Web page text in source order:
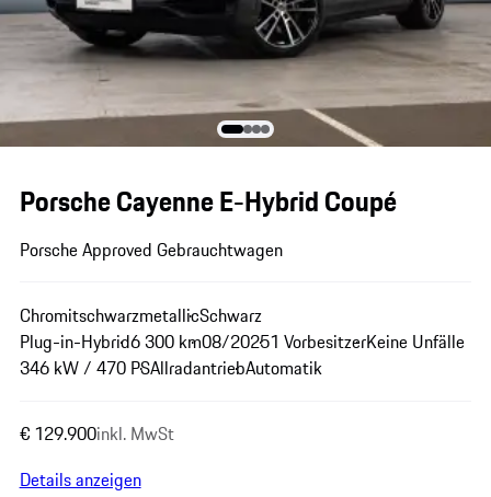
Porsche Cayenne E-Hybrid Coupé
Porsche Approved Gebrauchtwagen
ChromitschwarzmetallicSchwarz
Plug-in-Hybrid6 300 km08/20251 VorbesitzerKeine Unfälle
346 kW / 470 PSAllradantriebAutomatik
€ 129.900inkl. MwSt
Details anzeigen